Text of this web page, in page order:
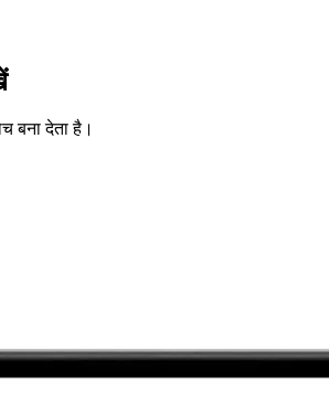
बना देता है।